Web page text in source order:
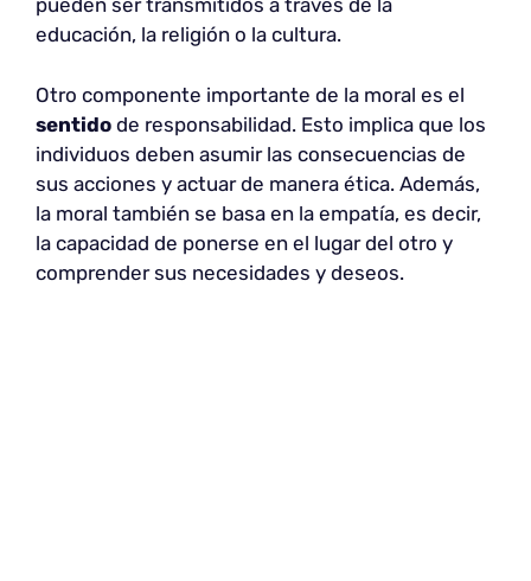
pueden ser transmitidos a través de la
educación, la religión o la cultura.
Otro componente importante de la moral es el
sentido de responsabilidad. Esto implica que los
individuos deben asumir las consecuencias de
sus acciones y actuar de manera ética. Además,
la moral también se basa en la empatía, es decir,
la capacidad de ponerse en el lugar del otro y
comprender sus necesidades y deseos.